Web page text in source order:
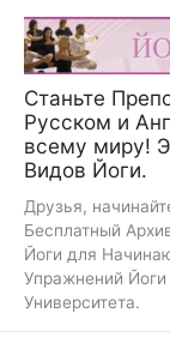
Перейти
содержимому
Станьте
Русском и
всему миру!
Видов Йоги.
Друзья,
Бесплатный
Йоги для
Упражнений
Университета.